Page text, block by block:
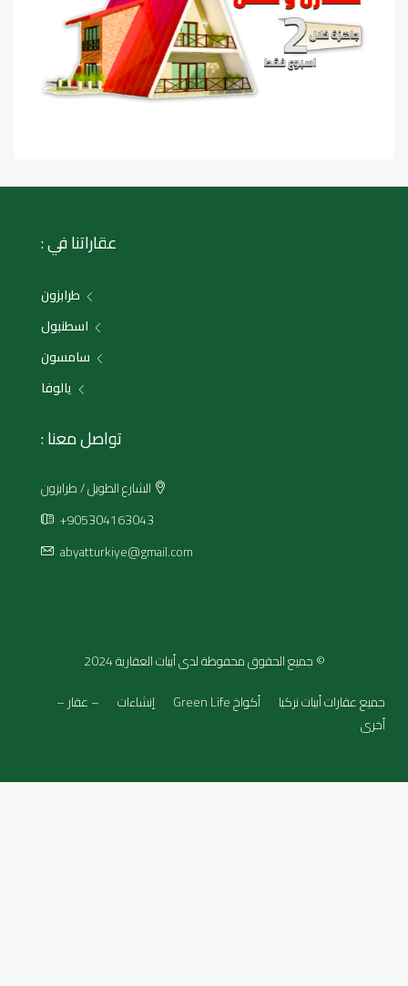
عقاراتنا في :
طرابزون
اسطنبول
سامسون
يالوفا
تواصل معنا :
الشارع الطويل / طرابزون
+905304163043
abyatturkiye@gmail.com
© جميع الحقوق محفوظة لدى أبيات العقارية 2024
جميع عقارات أبيات تركيا
أكواخ Green Life إنشاءات
– عقار –
أخرى